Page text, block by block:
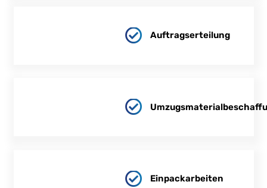
Auftragserteilung
Einpackarbeiten